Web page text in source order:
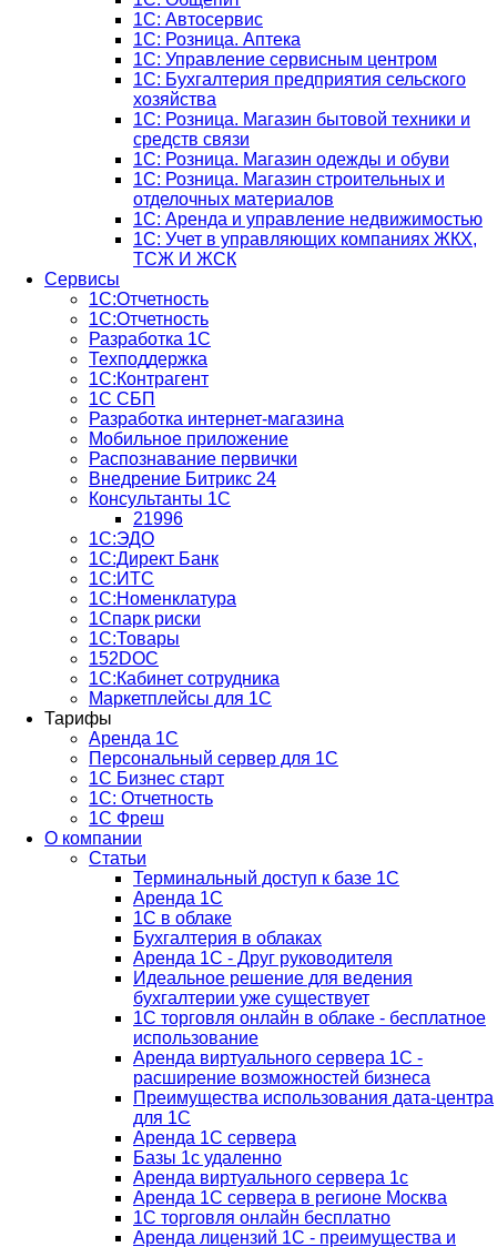
1С: Автосервис
1С: Розница. Аптека
1С: Управление сервисным центром
1С: Бухгалтерия предприятия сельского
хозяйства
1С: Розница. Магазин бытовой техники и
средств связи
1С: Розница. Магазин одежды и обуви
1С: Розница. Магазин строительных и
отделочных материалов
1С: Аренда и управление недвижимостью
1C: Учет в управляющих компаниях ЖКХ,
ТСЖ И ЖСК
Сервисы
1С:Отчетность
1С:Отчетность
Разработка 1С
Техподдержка
1С:Контрагент
1С СБП
Разработка интернет-магазина
Мобильное приложение
Распознавание первички
Внедрение Битрикс 24
Консультанты 1С
21996
1С:ЭДО
1С:Директ Банк
1С:ИТС
1С:Номенклатура
1Спарк риски
1С:Товары
152DOC
1С:Кабинет сотрудника
Маркетплейсы для 1С
Тарифы
Аренда 1С
Персональный сервер для 1С
1С Бизнес старт
1С: Отчетность
1C Фреш
О компании
Статьи
Терминальный доступ к базе 1С
Аренда 1С
1С в облаке
Бухгалтерия в облаках
Аренда 1С - Друг руководителя
Идеальное решение для ведения
бухгалтерии уже существует
1С торговля онлайн в облаке - бесплатное
использование
Аренда виртуального сервера 1С -
расширение возможностей бизнеса
Преимущества использования дата-центра
для 1С
Аренда 1С сервера
Базы 1с удаленно
Аренда виртуального сервера 1с
Аренда 1С сервера в регионе Москва
1С торговля онлайн бесплатно
Аренда лицензий 1С - преимущества и